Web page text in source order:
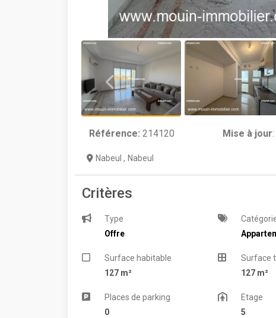
Référence: 214120 Mise à jour
Nabeul , Nabeul
Critères
Type
Offre
Surface habitable
127 m²
Surface
127 m²
Places de parking
0
Etage
5